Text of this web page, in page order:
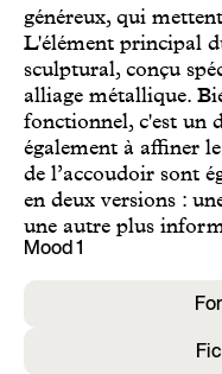
généreux, qui
L'élément principal
sculptural, conçu
alliage métallique.
fonctionnel, c'est un
également à affiner
de l’accoudoir sont
en deux versions :
une autre plus
Mood 1